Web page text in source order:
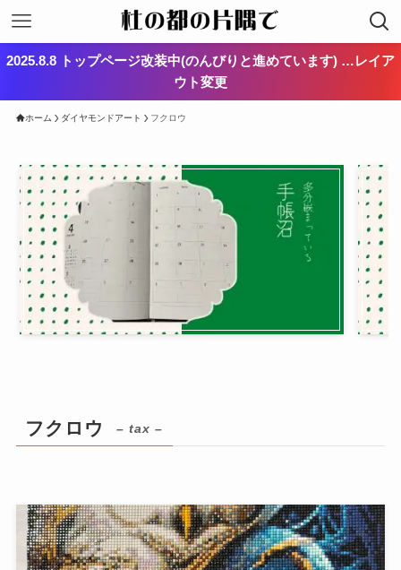
2025.8.8 トップページ改装中(のんびりと進めています) …レイア
ウト変更
ホーム ダイヤモンドアート フクロウ
フクロウ – tax –